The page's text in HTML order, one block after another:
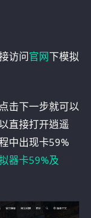
访问官网下模拟
击下一步就可以
直接打开逍遥
中出现卡59%
器卡59%及